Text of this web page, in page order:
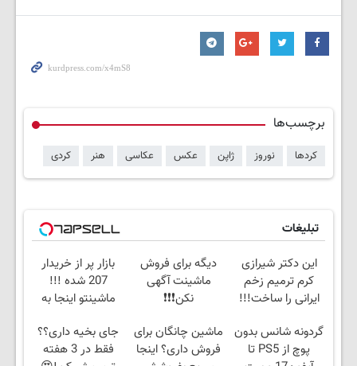
برچسب‌ها
کردها نوروز ژاپن عکس عکاسی هنر کردی
تبلیغات
این دکتر شیرازی
کرم ترمیم زخم
ایرانی را ساخت!!!
دیگه برای فروش
ماشینت آگهی
نکن❗❗❗
بازار پر از خریدار
207 شده !!!
ماشینتو اینجا به
گردونه شانس بدون
پوچ از PS5 تا
ماشین چانگان برای
فروش داری؟ اینجا
جای بخیه داری؟؟
فقط در 3 هفته